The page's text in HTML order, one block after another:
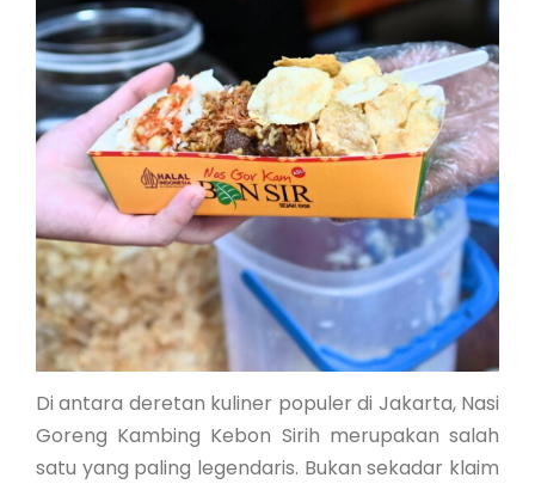
Di antara deretan kuliner populer di Jakarta, Nasi
Goreng Kambing Kebon Sirih merupakan salah
satu yang paling legendaris. Bukan sekadar klaim